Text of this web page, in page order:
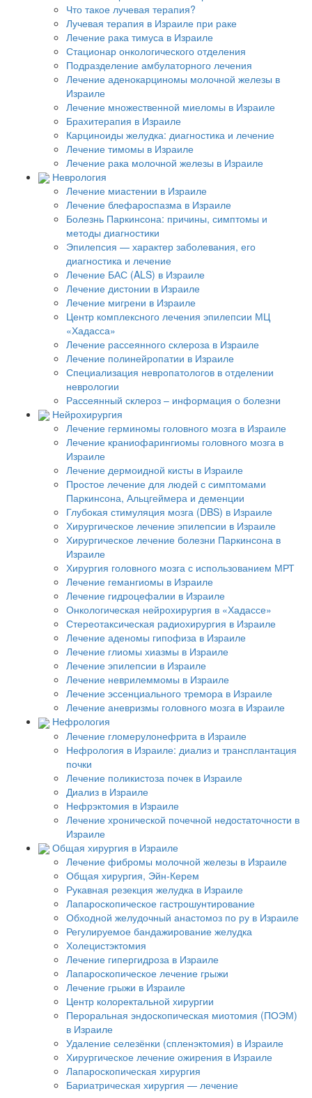
Что такое лучевая терапия?
Лучевая терапия в Израиле при раке
Лечение рака тимуса в Израиле
Стационар онкологического отделения
Подразделение амбулаторного лечения
Лечение аденокарциномы молочной железы в
Израиле
Лечение множественной миеломы в Израиле
Брахитерапия в Израиле
Карциноиды желудка: диагностика и лечение
Лечение тимомы в Израиле
Лечение рака молочной железы в Израиле
Неврология
Лечение миастении в Израиле
Лечение блефароспазма в Израиле
Болезнь Паркинсона: причины, симптомы и
методы диагностики
Эпилепсия — характер заболевания, его
диагностика и лечение
Лечение БАС (ALS) в Израиле
Лечение дистонии в Израиле
Лечение мигрени в Израиле
Центр комплексного лечения эпилепсии МЦ
«Хадасса»
Лечение рассеянного склероза в Израиле
Лечение полинейропатии в Израиле
Специализация невропатологов в отделении
неврологии
Рассеянный склероз – информация о болезни
Нейрохирургия
Лечение герминомы головного мозга в Израиле
Лечение краниофарингиомы головного мозга в
Израиле
Лечение дермоидной кисты в Израиле
Простое лечение для людей с симптомами
Паркинсона, Альцгеймера и деменции
Глубокая стимуляция мозга (DBS) в Израиле
Хирургическое лечение эпилепсии в Израиле
Хирургическое лечение болезни Паркинсона в
Израиле
Хирургия головного мозга с использованием МРТ
Лечение гемангиомы в Израиле
Лечение гидроцефалии в Израиле
Онкологическая нейрохирургия в «Хадассе»
Стереотаксическая радиохирургия в Израиле
Лечение аденомы гипофиза в Израиле
Лечение глиомы хиазмы в Израиле
Лечение эпилепсии в Израиле
Лечение неврилеммомы в Израиле
Лечение эссенциального тремора в Израиле
Лечение аневризмы головного мозга в Израиле
Нефрология
Лечение гломерулонефрита в Израиле
Нефрология в Израиле: диализ и трансплантация
почки
Лечение поликистоза почек в Израиле
Диализ в Израиле
Нефрэктомия в Израиле
Лечение хронической почечной недостаточности в
Израиле
Общая хирургия в Израиле
Лечение фибромы молочной железы в Израиле
Общая хирургия, Эйн-Керем
Рукавная резекция желудка в Израиле
Лапароскопическое гастрошунтирование
Обходной желудочный анастомоз по ру в Израиле
Регулируемое бандажирование желудка
Холецистэктомия
Лечение гипергидроза в Израиле
Лапароскопическое лечение грыжи
Лечение грыжи в Израиле
Центр колоректальной хирургии
Пероральная эндоскопическая миотомия (ПОЭМ)
в Израиле
Удаление селезёнки (спленэктомия) в Израиле
Хирургическое лечение ожирения в Израиле
Лапароскопическая хирургия
Бариатрическая хирургия — лечение